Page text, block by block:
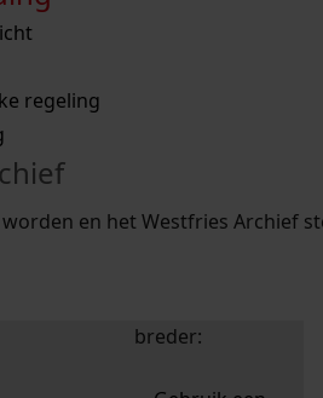
met een aantal zoektips.
met een aantal zoektips.
regeling
en het Westfries Archief
zoektips
uw zoekopdracht te
breder: